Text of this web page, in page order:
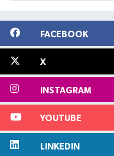
FACEBOOK
X
INSTAGRAM
YOUTUBE
LINKEDIN